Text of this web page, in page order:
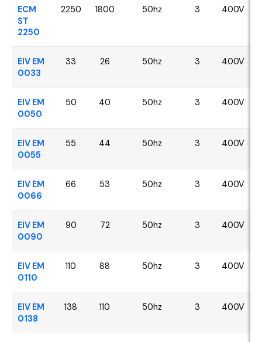
ECM
ST
2250
2250 1800 50hz 3 400V
EIV EM
0033
33 26 50hz 3 400V
EIV EM
0050
50 40 50hz 3 400V
EIV EM
0055
55 44 50hz 3 400V
EIV EM
0066
66 53 50hz 3 400V
EIV EM
0090
90 72 50hz 3 400V
EIV EM
0110
110 88 50hz 3 400V
EIV EM
0138
138 110 50hz 3 400V